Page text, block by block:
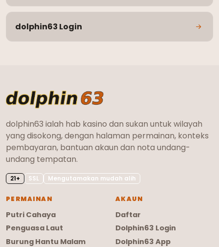
dolphin63 Login
dolphin63 ialah hab kasino dan sukan untuk wilayah
yang disokong, dengan halaman permainan, konteks
pembayaran, bantuan akaun dan nota undang-
undang tempatan.
21+ SSL Mengutamakan mudah alih
PERMAINAN
Putri Cahaya
Penguasa Laut
Burung Hantu Malam
AKAUN
Daftar
Dolphin63 Login
Dolphin63 App